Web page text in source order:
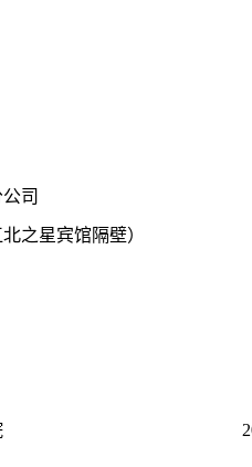
司
之星宾馆隔壁）